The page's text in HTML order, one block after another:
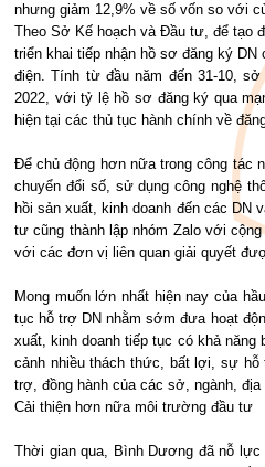
nhưng giảm 12,9% về số vốn so với
Theo Sở Kế hoạch và Đầu tư, để tạo
triển khai tiếp nhận hồ sơ đăng ký
điện. Tính từ đầu năm đến 31-10,
2022, với tỷ lệ hồ sơ đăng ký qua
hiện tại các thủ tục hành chính về
Để chủ động hơn nữa trong công tác
chuyển đổi số, sử dụng công nghệ
hồi sản xuất, kinh doanh đến các
tư cũng thành lập nhóm Zalo với
với các đơn vị liên quan giải quyết
Mong muốn lớn nhất hiện nay của
tục hỗ trợ DN nhằm sớm đưa hoạt
xuất, kinh doanh tiếp tục có khả
cảnh nhiều thách thức, bất lợi, sự
trợ, đồng hành của các sở, ngành,
Cải thiện hơn nữa môi trường đầu tư
Thời gian qua, Bình Dương đã nỗ